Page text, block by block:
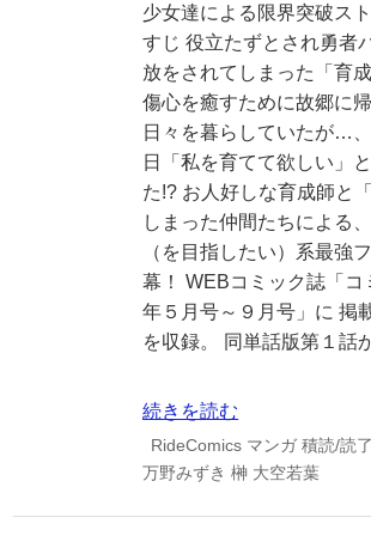
少女達による限界突破ス
すじ 役立たずとされ勇者
放をされてしまった「育
傷心を癒すために故郷に
日々を暮らしていたが…
日「私を育てて欲しい」
た!? お人好しな育成師と
しまった仲間たちによる
（を目指したい）系最強
幕！ WEBコミック誌「コ
年５月号～９月号」に 掲
を収録。 同単話版第１話
続きを読む
RideComics マンガ 積読/読
万野みずき 榊 大空若葉